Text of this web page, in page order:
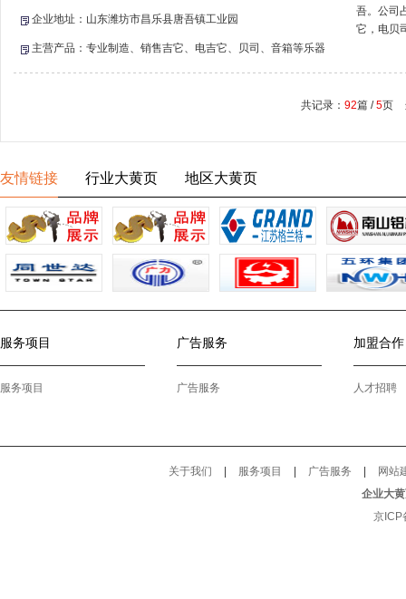
企业地址：山东潍坊市昌乐县唐吾镇工业园
主营产品：专业制造、销售吉它、电吉它、贝司、音箱等乐器
吾。公司
它，电贝
共记录： 92篇 /5页
友情链接 行业大黄页 地区大黄页
服务项目
服务项目
广告服务
广告服务
加盟合作
人才招聘
关于我们 服务项目 广告服务
网站
企业大
京ICP